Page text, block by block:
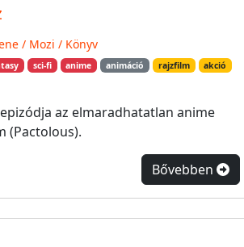
/ Mozi / Könyv
sci-fi anime animáció rajzfilm
akció
az elmaradhatatlan anime
(Pactolous).
Bővebben